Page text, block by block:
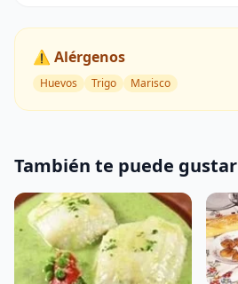
⚠️ Alérgenos
Huevos Trigo Marisco
También te puede gustar